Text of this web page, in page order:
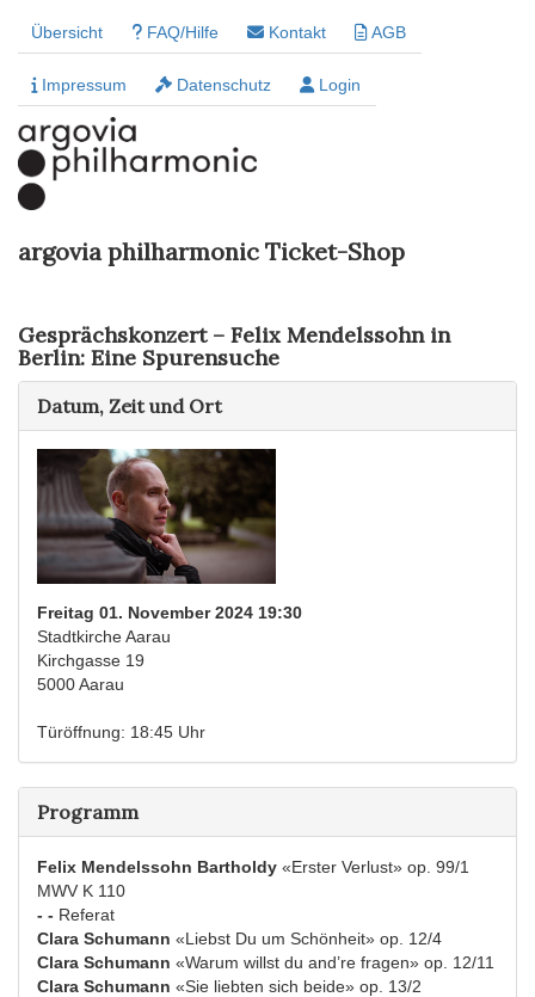
Übersicht FAQ/Hilfe Kontakt AGB
Impressum Datenschutz Login
argovia philharmonic Ticket-Shop
Gesprächskonzert – Felix Mendelssohn in
Berlin: Eine Spurensuche
Datum, Zeit und Ort
Freitag 01. November 2024 19:30
Stadtkirche Aarau
Kirchgasse 19
5000 Aarau
Türöffnung: 18:45 Uhr
Programm
Felix Mendelssohn Bartholdy «Erster Verlust» op. 99/1
MWV K 110
- - Referat
Clara Schumann «Liebst Du um Schönheit» op. 12/4
Clara Schumann «Warum willst du and’re fragen» op. 12/11
Clara Schumann «Sie liebten sich beide» op. 13/2